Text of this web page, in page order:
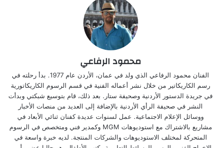
محمود الرفاعي
الفنان محمود الرفاعي الذي ولد في عمان، الأردن عام 1977. بدأ رحلته في
رسم الكاريكاتير من خلال نشر أعماله الفنية في قسم الرسوم الكاريكاتورية
في جريدة الدستور الأردنية وصحيفة ستار. بعد ذلك، قام بتوسيع شبكتي وبدأت
النشر في صحيفة الرأي الأردنية بالإضافة إلى العديد من منصات الأخبار
ووسائل الإعلام الاجتماعية. عمل لسنوات عديدة كفنان ثنائي الأبعاد في
مشاريع بالاشتراك مع استوديوهات MGM وكمدير فني ومتخصص في الرسوم
المتحركة لمختلف الاستوديوهات والشركات المنتجة. لديه خبرة واسعة في